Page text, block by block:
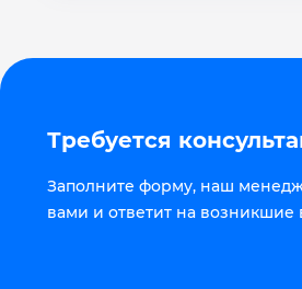
Требуется
Заполните форму, наш
вами и ответит на возникшие